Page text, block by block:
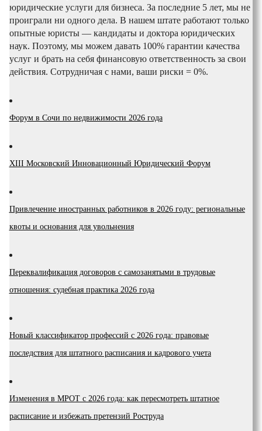
юридические услуги для бизнеса. За последние 5 лет, мы не
проиграли ни одного дела. В нашем штате работают только
опытные юристы — кандидаты и доктора юридических
наук. Поэтому, мы можем давать 100% гарантии качества
услуг и брать на себя финансовую ответственность за свои
действия. Сотрудничая с нами, ваши риски = 0%.
Форум в Сочи по недвижимости 2026 года
XIII Московский Инновационный Юридический Форум
Привлечение иностранных работников в 2026 году: региональные
квоты и основания для увольнения
Переквалификация договоров с самозанятыми в трудовые
отношения: судебная практика 2026 года
Новый классификатор профессий с 2026 года: правовые
последствия для штатного расписания и кадрового учета
Изменения в МРОТ с 2026 года: как пересмотреть штатное
расписание и избежать претензий Роструда